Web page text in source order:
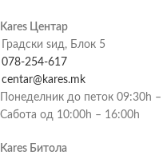
Kares Центар
Градски ѕид, Блок 5
078-254-617
centar@kares.mk
Понеделник до петок 09:30h
Сабота од 10:00h – 16:00h
Kares Битола